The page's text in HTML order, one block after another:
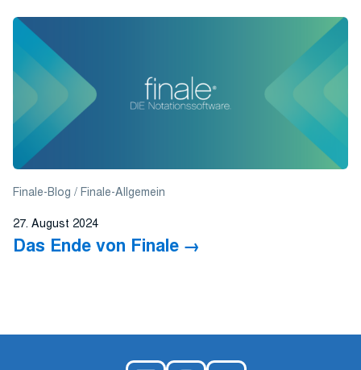
Finale-Blog
Finale-Allgemein
27. August 2024
Das Ende von Finale